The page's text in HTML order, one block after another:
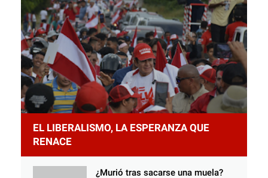
EL LIBERALISMO, LA ESPERANZA QUE
RENACE
¿Murió tras sacarse una muela?